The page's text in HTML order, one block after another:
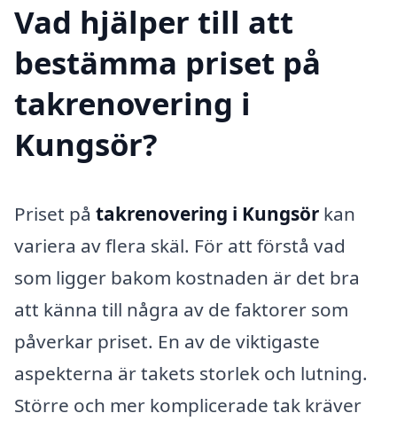
Vad hjälper till att
bestämma priset på
takrenovering i
Kungsör?
Priset på takrenovering i Kungsör kan
variera av flera skäl. För att förstå vad
som ligger bakom kostnaden är det bra
att känna till några av de faktorer som
påverkar priset. En av de viktigaste
aspekterna är takets storlek och lutning.
Större och mer komplicerade tak kräver